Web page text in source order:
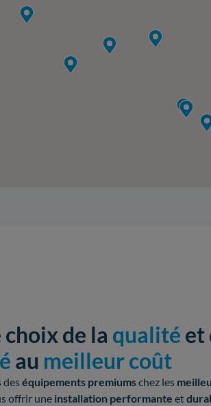
de la qualité et
au meilleur coût
deséquipements premiumschez les
offrir une installation performante et